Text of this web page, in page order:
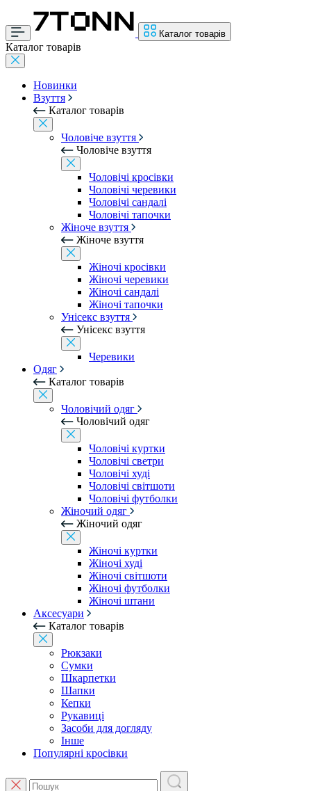
Каталог товарів
Каталог товарів
Новинки
Взуття
Каталог товарів
Чоловіче взуття
Чоловіче взуття
Чоловічі кросівки
Чоловічі черевики
Чоловічі сандалі
Чоловічі тапочки
Жіноче взуття
Жіноче взуття
Жіночі кросівки
Жіночі черевики
Жіночі сандалі
Жіночі тапочки
Унісекс взуття
Унісекс взуття
Черевики
Одяг
Каталог товарів
Чоловічий одяг
Чоловічий одяг
Чоловічі куртки
Чоловічі светри
Чоловічі худі
Чоловічі світшоти
Чоловічі футболки
Жіночий одяг
Жіночий одяг
Жіночі куртки
Жіночі худі
Жіночі світшоти
Жіночі футболки
Жіночі штани
Аксесуари
Каталог товарів
Рюкзаки
Сумки
Шкарпетки
Шапки
Кепки
Рукавиці
Засоби для догляду
Інше
Популярні кросівки